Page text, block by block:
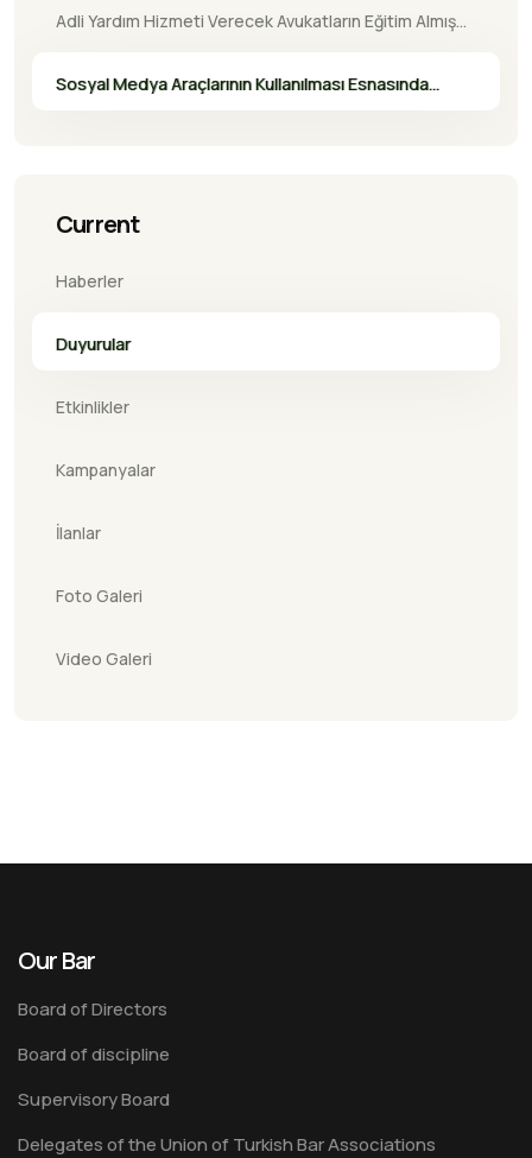
Adli Yardım Hizmeti Verecek Avukatların Eğitim Almış
Sosyal Medya Araçlarının Kullanılması Esnasında
Current
Haberler
Duyurular
Etkinlikler
Kampanyalar
İlanlar
Foto Galeri
Video Galeri
Our Bar
Board of Directors
Board of discipline
Supervisory Board
Delegates of the Union of Turkish Bar Associations